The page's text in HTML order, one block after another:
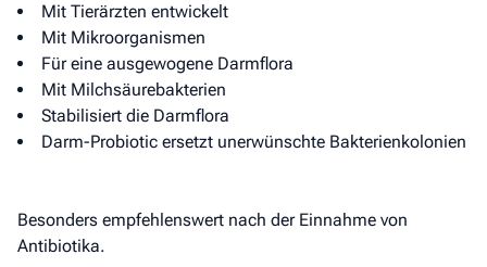
Mit Tierärzten entwickelt
Mit Mikroorganismen
Für eine ausgewogene Darmflora
Mit Milchsäurebakterien
Stabilisiert die Darmflora
Darm-Probiotic ersetzt unerwünschte Bakterienkolonien
Besonders empfehlenswert nach der Einnahme von
Antibiotika.